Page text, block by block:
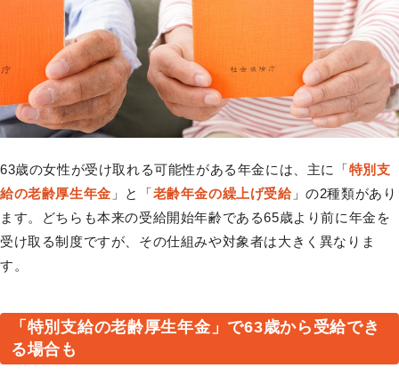
63歳の女性が受け取れる可能性がある年金には、主に「特別支
給の老齢厚生年金 」と「老齢年金の繰上げ受給」の2種類があり
ます。どちらも本来の受給開始年齢である65歳より前に年金を
受け取る制度ですが、その仕組みや対象者は大きく異なりま
す。
「特別支給の老齢厚生年金」で63歳から受給でき
る場合も